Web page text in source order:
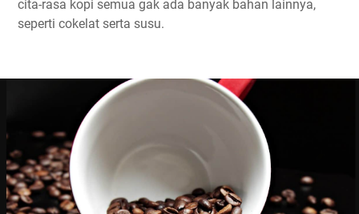
cita-rasa kopi semua gak ada banyak bahan lainnya,
seperti cokelat serta susu.